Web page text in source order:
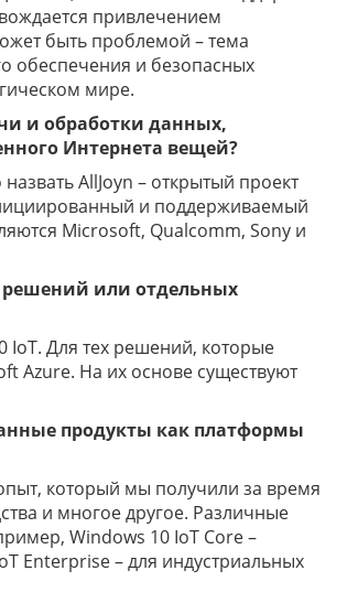
привлечением
быть проблемой – тема
обеспечения и безопасных
мире.
и обработки данных,
Интернета вещей?
AllJoyn – открытый проект
и поддерживаемый
Microsoft, Qualcomm, Sony и
решений или отдельных
IoT. Для тех решений, которые
Azure. На их основе существуют
продукты как платформы
который мы получили за время
и многое другое. Различные
Windows 10 IoT Core –
Enterprise – для индустриальных